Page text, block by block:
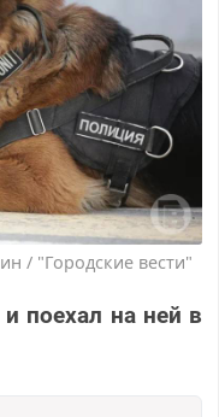
/ "Городские вести"
поехал на ней в